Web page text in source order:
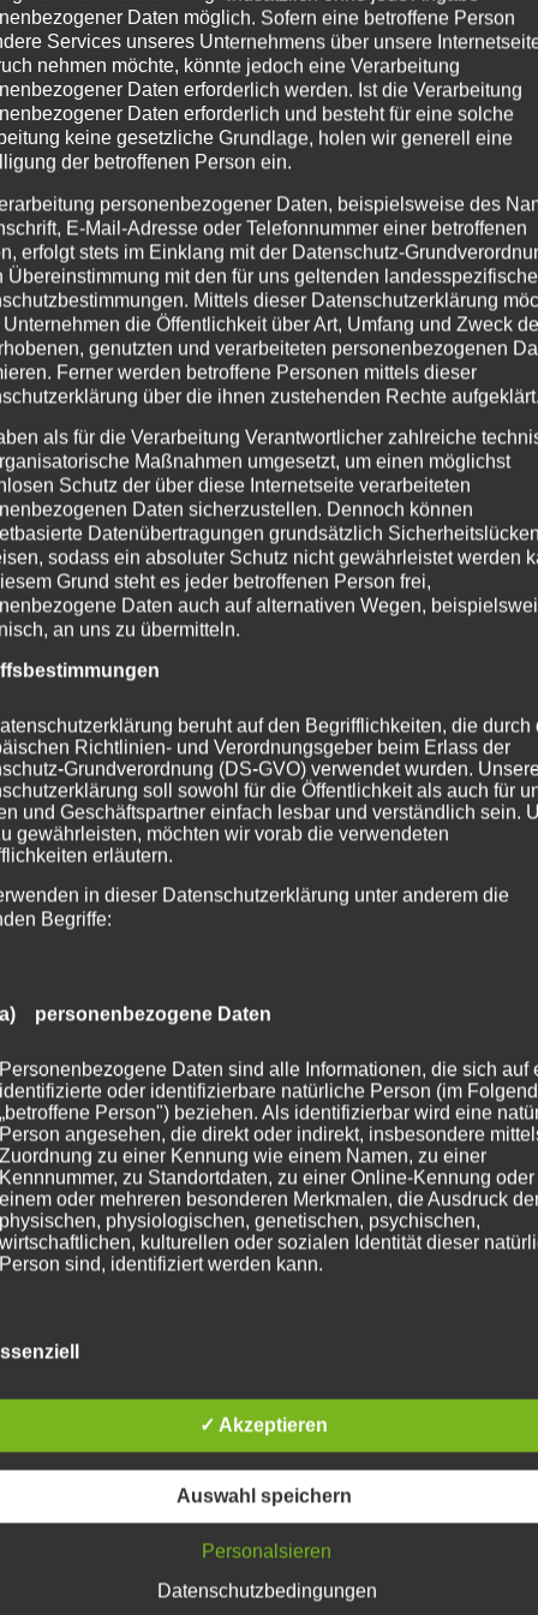
dir, alles in dir zu entdecken, frei von äußeren
in 4 Kapitel:
beschreibt hier, welche Hindernisse es gibt,
kannst.
Disziplin, Selbstreflexion & Hingabe begibst du dich
die Praxis:Vibhutipada: Du beginnst den Weg mit der
Kaivalyapada: Patanjali beschreibt hier, wie der
Einflüssen.
der sozusagen gemeistert werden muß:
& Haltung gegenüber der Umwelt/ Umgebung
Disziplin
, nach innenziehen der Sinne
Nachdenken, Reflektion
die vollkommene Erkenntnis, gelöst vom
mit viel Meditation und Asanas, die fest und
sukha asanam. (2.46-48)
geht es im Dezember um Meditation.
mit Meditationen? Ich freue mich auf einen
Daten möglich. Sofern eine betroffene Person
Services unseres Unternehmens über unsere
nehmen möchte, könnte jedoch eine Verarbeitung
Daten erforderlich werden. Ist die Verarbeitung
Daten erforderlich und besteht für eine solche
keine gesetzliche Grundlage, holen wir generell eine
der betroffenen Person ein.
personenbezogener Daten, beispielsweise des
E-Mail-Adresse oder Telefonnummer einer betroffenen
erfolgt stets im Einklang mit der Datenschutz-
Übereinstimmung mit den für uns geltenden
Mittels dieser Datenschutzerklärung
die Öffentlichkeit über Art, Umfang und Zweck
genutzten und verarbeiteten personenbezogenen
Ferner werden betroffene Personen mittels dieser
über die ihnen zustehenden Rechte aufgeklärt.
als für die Verarbeitung Verantwortlicher zahlreiche
Maßnahmen umgesetzt, um einen möglichst
Schutz der über diese Internetseite verarbeiteten
Daten sicherzustellen. Dennoch können
Datenübertragungen grundsätzlich Sicherheitslücken
sodass ein absoluter Schutz nicht gewährleistet werden
Grund steht es jeder betroffenen Person frei,
Daten auch auf alternativen Wegen,
an uns zu übermitteln.
beruht auf den Begrifflichkeiten, die durch
Richtlinien- und Verordnungsgeber beim Erlass der
Grundverordnung (DS-GVO) verwendet wurden.
soll sowohl für die Öffentlichkeit als auch für
und Geschäftspartner einfach lesbar und verständlich sein.
gewährleisten, möchten wir vorab die verwendeten
erläutern.
in dieser Datenschutzerklärung unter anderem die
Begriffe:
a) personenbezogene Daten
Personenbezogene Daten sind alle Informationen, die sich auf
identifizierte oder identifizierbare natürliche Person (im
„betroffene Person") beziehen. Als identifizierbar wird eine
Person angesehen, die direkt oder indirekt, insbesondere
Zuordnung zu einer Kennung wie einem Namen, zu einer
Kennnummer, zu Standortdaten, zu einer Online-Kennung oder
einem oder mehreren besonderen Merkmalen, die Ausdruck
physischen, physiologischen, genetischen, psychischen,
wirtschaftlichen, kulturellen oder sozialen Identität dieser
Person sind, identifiziert werden kann.
b) betroffene Person
Betroffene Person ist jede identifizierte oder identifizierbare
natürliche Person, deren personenbezogene Daten von dem für
Verarbeitung Verantwortlichen verarbeitet werden.
ausgeführte Vorgang oder jede solche Vorgangsreihe im
✓ Akzeptieren
Auswahl speichern
Personalsieren
Datenschutzbedingungen